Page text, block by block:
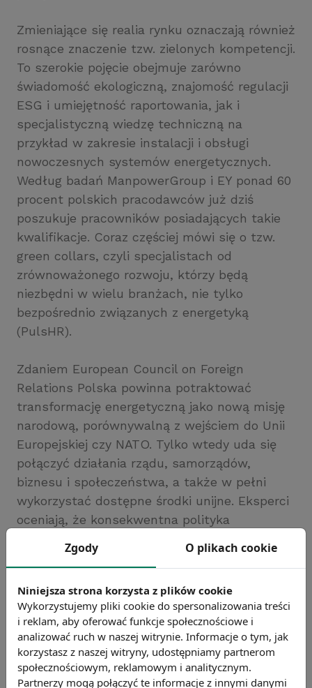
Zmieniające się realia rynku oznaczają również
rosnące znaczenie tzw. zielonych kompetencji.
To szerokie pojęcie obejmuje zarówno
świadomość ekologiczną, znajomość regulacji
ESG i umiejętność raportowania, jak i
specjalistyczną wiedzę techniczną na
przykład w zakresie instalacji i obsługi
nowoczesnych systemów energetycznych.
Według badań ManpowerGroup i EY ponad 60
procent polskich pracodawców już dziś
poszukuje pracowników posiadających takie
kwalifikacje. Coraz częściej mówi się o tzw.
green collars, czyli specjalistach od
zrównoważonego rozwoju, którzy będą
niezbędni w wielu branżach, nie tylko
bezpośrednio związanych z energetyką
(PulsHR).
Zdaniem European Council on Foreign
Relations Polska powinna potraktować
transformację energetyczną jako nową misję
narodową, porównywalną z wejściem do Unii
Europejskiej czy NATO. Tylko wtedy uda się
połączyć działania rządu, samorządów,
biznesu i społeczeństwa, a także w pełni
wykorzystać dostępne środki unijne. Eksperci
oceniają, że konsekwentna polityka
o 1–2 procent do 2050 roku i zapewnić setki
(ECFR).
Polska stoi więc przed bezprecedensową
szansą. Zielona transformacja to nie tylko
konieczność wynikająca z unijnych zobowiązań
Zgody O plikach cookie
Niniejsza strona korzysta z plików cookie
Wykorzystujemy pliki cookie do spersonalizowania treści
i reklam, aby oferować funkcje społecznościowe i
analizować ruch w naszej witrynie. Informacje o tym, jak
korzystasz z naszej witryny, udostępniamy partnerom
społecznościowym, reklamowym i analitycznym.
Partnerzy mogą połączyć te informacje z innymi danymi